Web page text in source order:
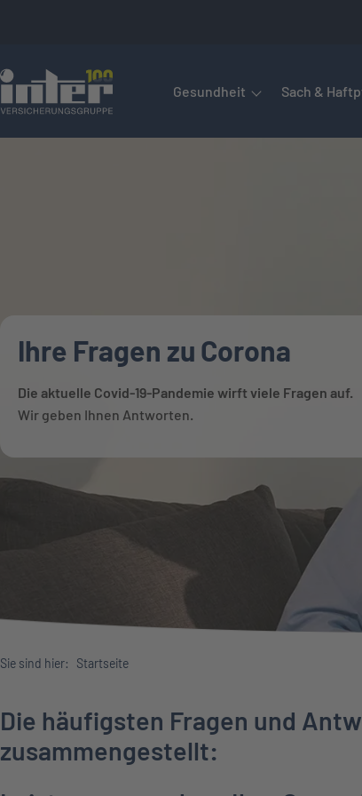
Hier befindet sich das
Gesundheit Sach &
Ihre Fragen zu Corona
Die aktuelle Covid-19-Pandemie wirft viele Fragen auf.
Wir geben Ihnen Antworten.
Sie sind hier: Startseite
Die häufigsten Fragen und
zusammengestellt: